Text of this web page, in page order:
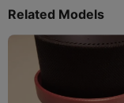
Related Models